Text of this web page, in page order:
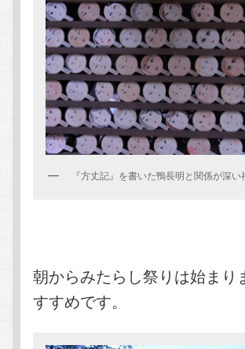
『方丈記』を書いた鴨長明と関係が深い
朝からみたらし祭りは始ま
すすめです。